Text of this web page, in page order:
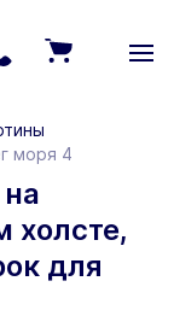
моря 4
холсте,
для